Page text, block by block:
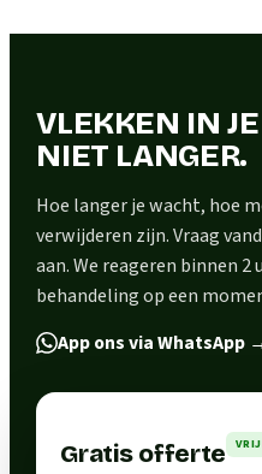
VLEKKEN IN
NIET LANGER.
Hoe langer je wacht, hoe
verwijderen zijn. Vraag
aan. We reageren binnen 2
behandeling op een
App ons via WhatsApp
Gratis offerte